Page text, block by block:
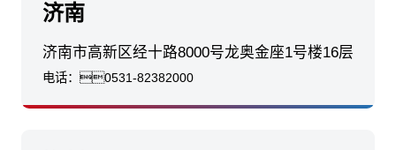
济南
济南市高新区经十路8000号龙奥金座1号楼16层
电话：0531-82382000